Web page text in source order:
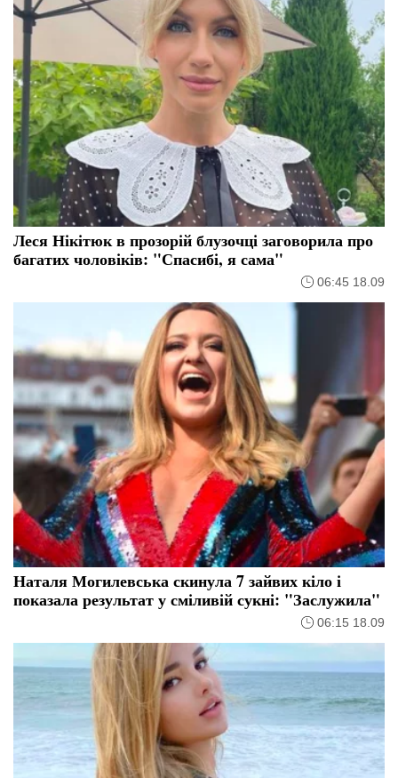
Леся Нікітюк в прозорій блузочці заговорила про
багатих чоловіків: "Спасибі, я сама"
06:45 18.09
Наталя Могилевська скинула 7 зайвих кіло і
показала результат у сміливій сукні: "Заслужила"
06:15 18.09